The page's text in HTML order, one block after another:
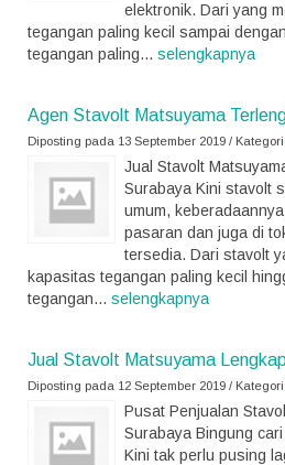
elektronik. Dari yang
tegangan paling kecil sampai
tegangan paling... selengkapnya
Agen Stavolt Matsuyama
Diposting pada 13 September 2019 / Kategori
Jual Stavolt
Surabaya Kini stavolt
umum,
pasaran dan juga di
tersedia. Dari stavolt
kapasitas tegangan paling kecil
tegangan... selengkapnya
Jual Stavolt Matsuyama
Diposting pada 12 September 2019 / Kategori
Pusat Penjualan
Surabaya Bingung
Kini tak perlu pusing